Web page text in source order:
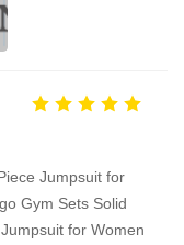
Jumpsuit for
Gym Sets Solid
for Women